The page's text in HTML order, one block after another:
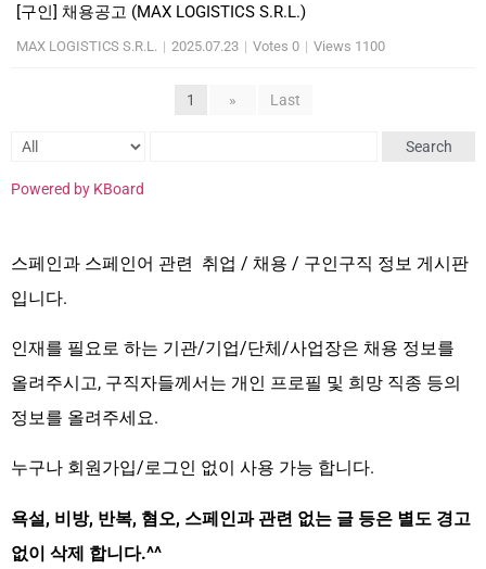
[구인] 채용공고 (MAX LOGISTICS S.R.L.)
MAX LOGISTICS S.R.L. | 2025.07.23 | Votes 0 | Views 1100
1 » Last
Search
Powered by KBoard
스페인과 스페인어 관련 취업 / 채용 / 구인구직 정보 게시판
입니다.
인재를 필요로 하는 기관/기업/단체/사업장은 채용 정보를
올려주시고, 구직자들께서는 개인 프로필 및 희망 직종 등의
정보를 올려주세요.
누구나 회원가입/로그인 없이 사용 가능 합니다.
욕설, 비방, 반복, 혐오, 스페인과 관련 없는 글 등은 별도 경고
없이 삭제 합니다.^^